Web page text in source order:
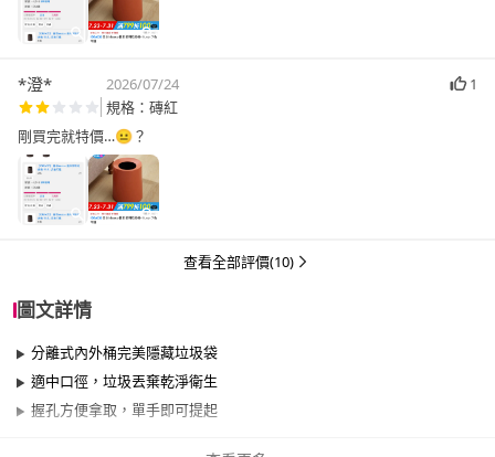
*澄* 2026/07/24
1
規格：磚紅
剛買完就特價…😐？
查看全部評價(10)
圖文詳情
分離式內外桶完美隱藏垃圾袋
適中口徑，垃圾丟棄乾淨衛生
握孔方便拿取，單手即可提起